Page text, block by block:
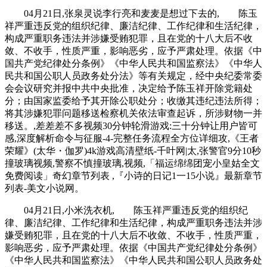
04月21日,张泉灵说李行亮和麦麦是想过下去的, 陈玉
祥严重违反党的组织纪律、廉洁纪律、工作纪律和生活纪律，
构成严重职务违法并涉嫌受贿犯罪，且在党的十八大后不收
敛、不收手，性质严重，影响恶劣，应予严肃处理。依据《中
国共产党纪律处分条例》《中华人民共和国监察法》《中华人
民共和国公职人员政务处分法》等有关规定，经中央纪委常委
会会议研究并报中共中央批准，决定给予陈玉祥开除党籍处
分；由国家监委给予其开除公职处分；收缴其违纪违法所得；
将其涉嫌犯罪问题移送检察机关依法审查起诉，所涉财物一并
移送。,差差差不多视频30分钟轮滑游戏:三十分钟让用户皆可
感,深度解析命令与征服-4-完整任务流程全方位详细攻,《王者
荣耀》(太华・伽罗)4k游戏高清壁纸-千叶网|太,张警官9分10秒
撞玻璃视频,警察不慎撞玻璃,视频,「福运绵绵团宠小皇姑全文
免费阅读」奇幻章节列表 ,『小诗的日记1一15小说』最新章节
列表-美文小说网。
04月21日,小米洗衣机, 陈玉祥严重违反党的组织纪
律、廉洁纪律、工作纪律和生活纪律，构成严重职务违法并涉
嫌受贿犯罪，且在党的十八大后不收敛、不收手，性质严重，
影响恶劣，应予严肃处理。依据《中国共产党纪律处分条例》
《中华人民共和国监察法》《中华人民共和国公职人员政务处